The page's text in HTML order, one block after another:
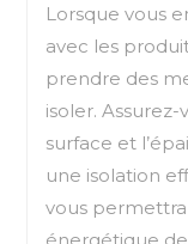
Lorsque vous
avec les
prendre des
isoler.
surface et
une isolation
vous permettra